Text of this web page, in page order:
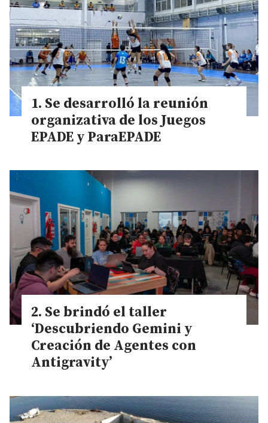
Se desarrolló la reunión
organizativa de los Juegos
EPADE y ParaEPADE
Se brindó el taller
‘Descubriendo Gemini y
Creación de Agentes con
Antigravity’